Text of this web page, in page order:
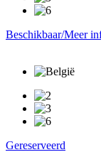
Beschikbaar/Meer
Gereserveerd